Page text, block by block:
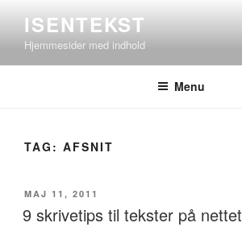
indhold
ISENTEKST
Hjemmesider med indhold
Menu
TAG: AFSNIT
UDGIVET
DEN
MAJ 11, 2011
9 skrivetips til tekster på nettet